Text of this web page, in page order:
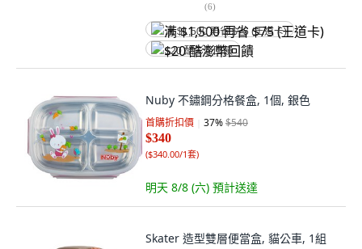
(6)
满 $1,500 再省 $75 (王道卡)
$20 酷澎幣回饋
Nuby 不鏽鋼分格餐盒, 1個, 銀色
首購折扣價 37%$540
$340
($340.00/1套)
明天 8/8 (六) 預計送達
Skater 造型雙層便當盒, 貓公車, 1組